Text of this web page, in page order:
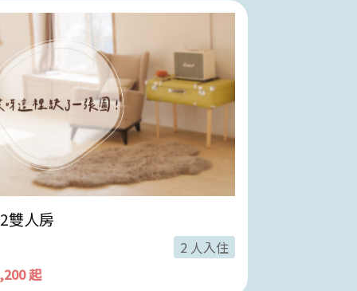
雙人房
2 人入住
起